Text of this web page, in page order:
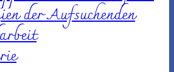
der Aufsuchenden